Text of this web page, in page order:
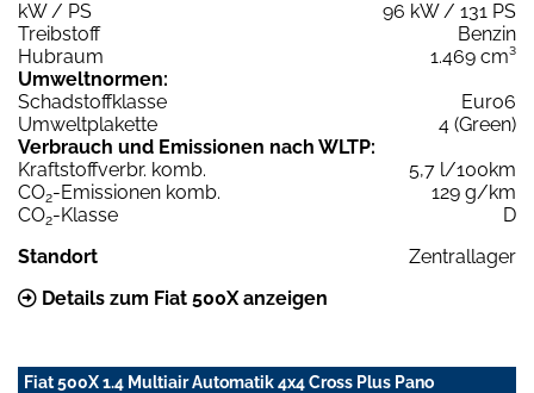
kW / PS
96 kW / 131 PS
Treibstoff
Benzin
Hubraum
1.469 cm³
Umweltnormen:
Schadstoffklasse
Euro6
Umweltplakette
4 (Green)
Verbrauch und Emissionen nach WLTP:
Kraftstoffverbr. komb.
5,7 l/100km
CO2-Emissionen komb.
129 g/km
CO2-Klasse
D
Standort
Zentrallager
Details zum Fiat 500X anzeigen
Fiat 500X 1.4 Multiair Automatik 4x4 Cross Plus Pano